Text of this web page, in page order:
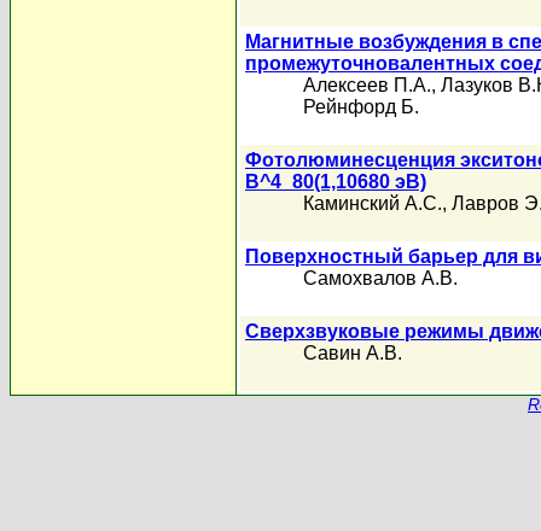
Магнитные возбуждения в
промежуточновалентных
Алексеев П.А., Лазуков
Рейнфорд Б.
Фотолюминесценция
B^4_80(1,10680 эВ)
Каминский А.С., Лавров
Поверхностный барьер для
Самохвалов А.В.
Сверхзвуковые режимы
Савин А.В.